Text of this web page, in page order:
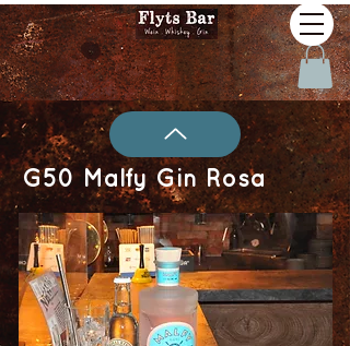
G50 Malfy Gin Rosa